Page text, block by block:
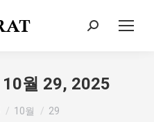
10월 29, 2025
10월 29